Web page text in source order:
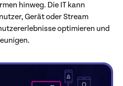
hinweg. Die IT kann
Gerät oder Stream
optimieren und